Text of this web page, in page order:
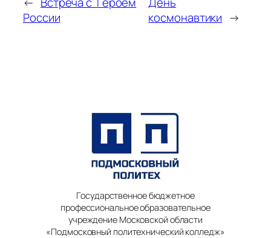
России
космонавтики →
Государственное бюджетное
профессиональное образовательное
учреждение Московской области
«Подмосковный политехнический колледж»